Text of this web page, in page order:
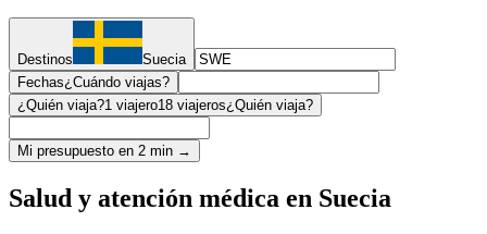
Destinos
Suecia
Fechas¿Cuándo viajas?
¿Quién viaja?1 viajero18 viajeros¿Quién viaja?
Mi presupuesto en 2 min →
Salud y atención médica en Suecia